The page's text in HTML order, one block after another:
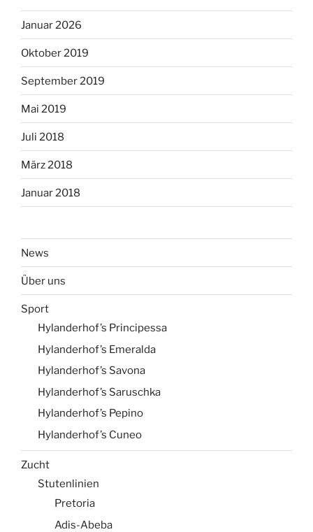
Januar 2026
Oktober 2019
September 2019
Mai 2019
Juli 2018
März 2018
Januar 2018
News
Über uns
Sport
Hylanderhof’s Principessa
Hylanderhof’s Emeralda
Hylanderhof’s Savona
Hylanderhof’s Saruschka
Hylanderhof’s Pepino
Hylanderhof’s Cuneo
Zucht
Stutenlinien
Pretoria
Adis-Abeba